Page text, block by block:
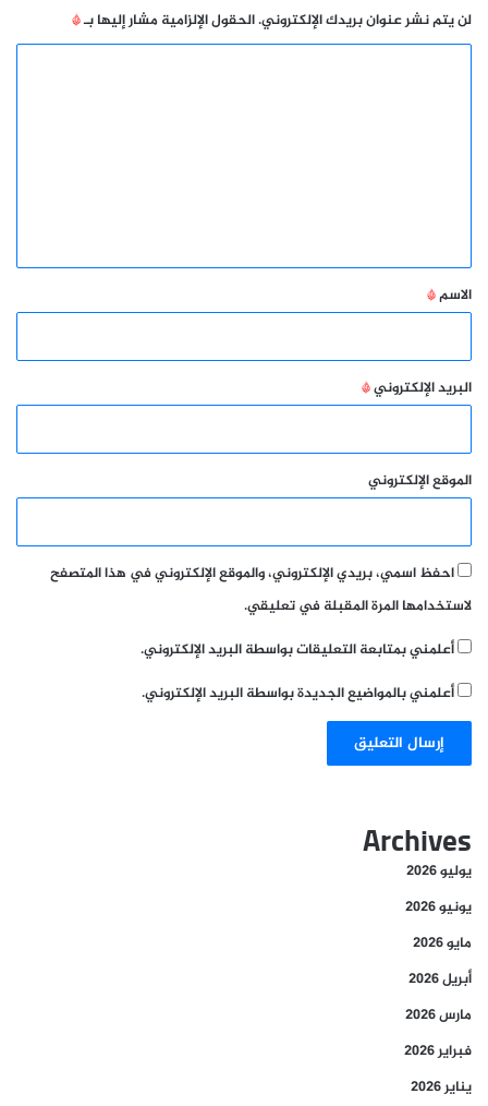
لن يتم نشر عنوان بريدك الإلكتروني.الحقول الإلزامية مشار إليها بـ*
*
الاسم*
البريد الإلكتروني*
الموقع الإلكتروني
احفظ اسمي، بريدي الإلكتروني، والموقع الإلكتروني في هذا المتصفح
لاستخدامها المرة المقبلة في تعليقي.
أعلمني بمتابعة التعليقات بواسطة البريد الإلكتروني.
أعلمني بالمواضيع الجديدة بواسطة البريد الإلكتروني.
Archives
يوليو 2026
يونيو 2026
مايو 2026
أبريل 2026
مارس 2026
فبراير 2026
يناير 2026